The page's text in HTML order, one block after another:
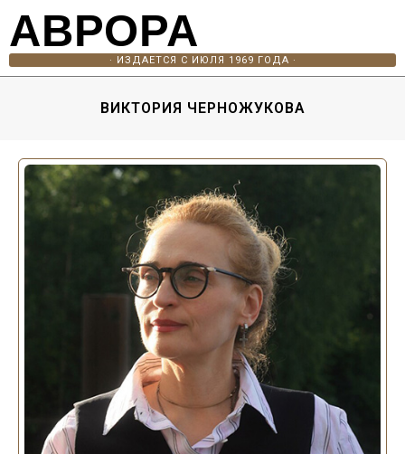
АВРОРА
· ИЗДАЕТСЯ С ИЮЛЯ 1969 ГОДА ·
ВИКТОРИЯ ЧЕРНОЖУКОВА